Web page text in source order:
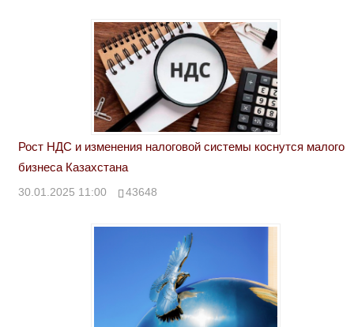
Рост НДС и изменения налоговой системы коснутся малого
бизнеса Казахстана
30.01.2025 11:00 43648